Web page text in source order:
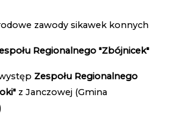
zawody sikawek konnych
Regionalnego "Zbójnicek"
Zespołu Regionalnego
z Janczowej (Gmina